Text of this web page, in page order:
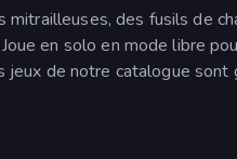
des fusils de
en solo en mode libre
jeux de notre catalogue sont